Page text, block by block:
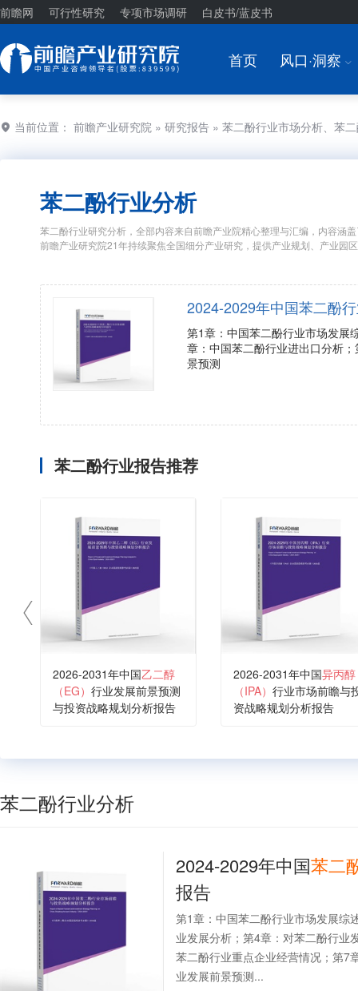
前瞻网 可行性研究 专项市场调研 白皮书/蓝皮书
首页 风口·洞察 I
当前位置： 前瞻产业研究院 » 研究报告 » 苯二酚行业市场分析、苯
苯二酚行业分析
苯二酚行业研究分析，全部内容来自前瞻产业院精心整理与汇编，内容涵
前瞻产业研究院21年持续聚焦全国细分产业研究，提供产业规划、产业园
2024-2029年中国苯二酚
第1章：中国苯二酚行业市场发展
章：中国苯二酚行业进出口分析
景预测
苯二酚行业报告推荐
2026-2031年中国乙二醇
（EG） 行业发展前景预测
与投资战略规划分析报告
2026-2031年中国异丙醇
（IPA） 行业市场前瞻与
资战略规划分析报告
苯二酚行业分析
2024-2029年中国苯二
报告
第1章：中国苯二酚行业市场发展综
业发展分析；第4章：对苯二酚行业
苯二酚行业重点企业经营情况；第7
业发展前景预测...